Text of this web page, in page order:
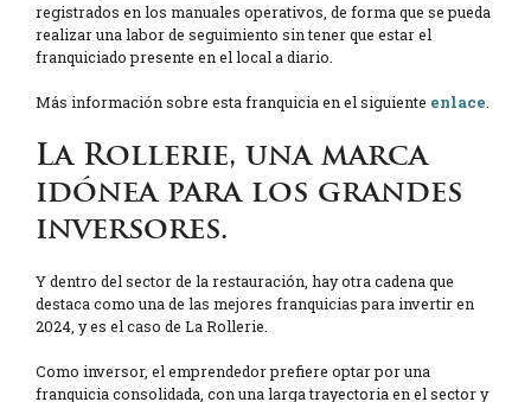
registrados en los manuales operativos, de forma que se pueda
realizar una labor de seguimiento sin tener que estar el
franquiciado presente en el local a diario.
Más información sobre esta franquicia en el siguiente enlace
La Rollerie, una marca
idónea para los grandes
inversores.
Y dentro del sector de la restauración, hay otra cadena que
destaca como una de las mejores franquicias para invertir en
2024, y es el caso de La Rollerie.
Como inversor, el emprendedor prefiere optar por una
franquicia consolidada, con una larga trayectoria en el sector y